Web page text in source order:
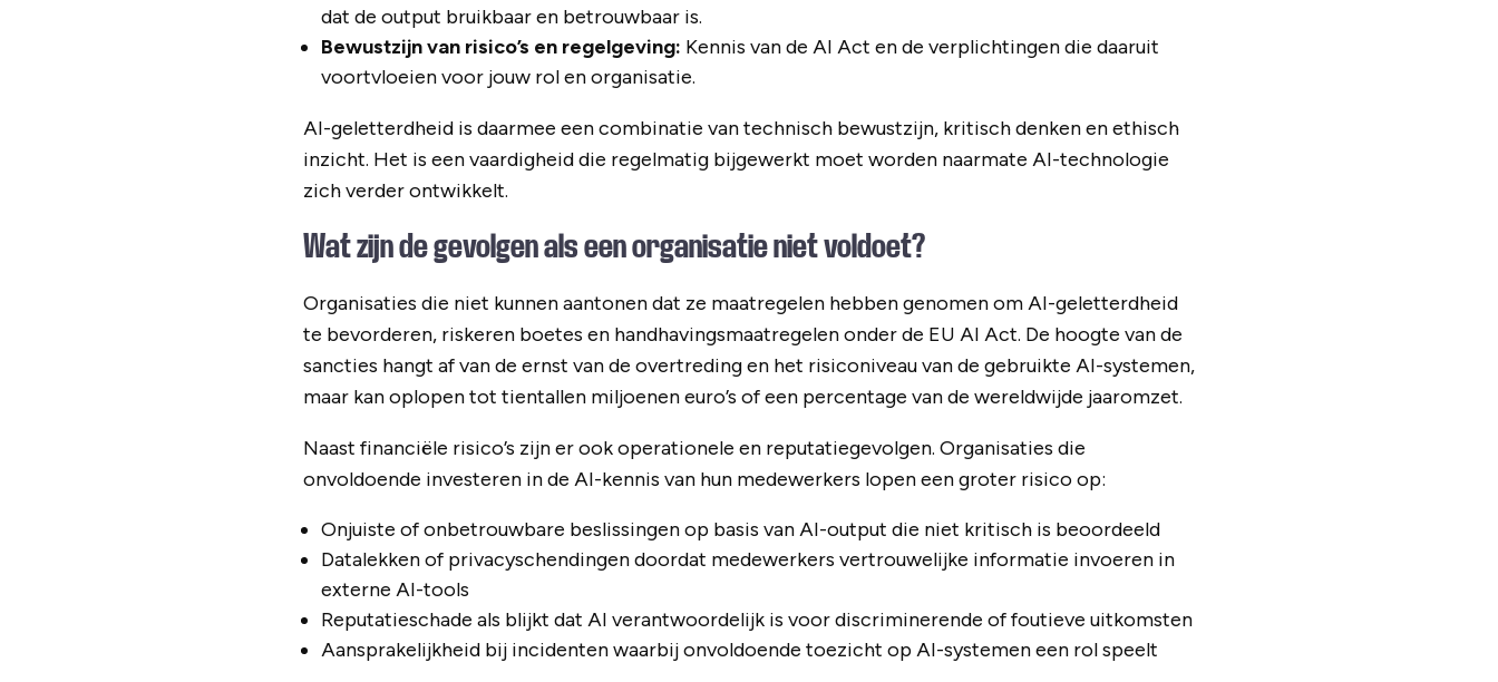
dat de output bruikbaar en betrouwbaar is.
Bewustzijn van risico’s en regelgeving: Kennis van de AI Act en de verplichtingen die daaruit
voortvloeien voor jouw rol en organisatie.
AI-geletterdheid is daarmee een combinatie van technisch bewustzijn, kritisch denken en ethisch
inzicht. Het is een vaardigheid die regelmatig bijgewerkt moet worden naarmate AI-technologie
zich verder ontwikkelt.
Wat zijn de gevolgen als een organisatie niet voldoet?
Organisaties die niet kunnen aantonen dat ze maatregelen hebben genomen om AI-geletterdheid
te bevorderen, riskeren boetes en handhavingsmaatregelen onder de EU AI Act. De hoogte van de
sancties hangt af van de ernst van de overtreding en het risiconiveau van de gebruikte AI-systemen,
maar kan oplopen tot tientallen miljoenen euro’s of een percentage van de wereldwijde jaaromzet.
Naast financiële risico’s zijn er ook operationele en reputatiegevolgen. Organisaties die
onvoldoende investeren in de AI-kennis van hun medewerkers lopen een groter risico op:
Onjuiste of onbetrouwbare beslissingen op basis van AI-output die niet kritisch is beoordeeld
Datalekken of privacyschendingen doordat medewerkers vertrouwelijke informatie invoeren in
externe AI-tools
Reputatieschade als blijkt dat AI verantwoordelijk is voor discriminerende of foutieve uitkomsten
Aansprakelijkheid bij incidenten waarbij onvoldoende toezicht op AI-systemen een rol speelt